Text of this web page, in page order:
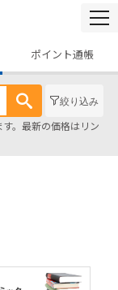
ポイント通帳
絞り込み
。最新の価格はリン